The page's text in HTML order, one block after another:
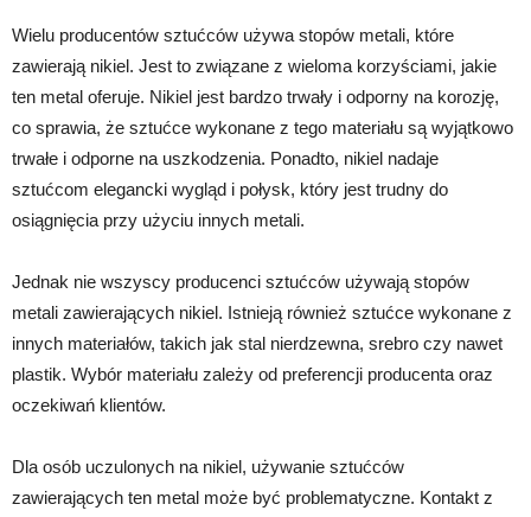
Wielu producentów sztućców używa stopów metali, które
zawierają nikiel. Jest to związane z wieloma korzyściami, jakie
ten metal oferuje. Nikiel jest bardzo trwały i odporny na korozję,
co sprawia, że sztućce wykonane z tego materiału są wyjątkowo
trwałe i odporne na uszkodzenia. Ponadto, nikiel nadaje
sztućcom elegancki wygląd i połysk, który jest trudny do
osiągnięcia przy użyciu innych metali.
Jednak nie wszyscy producenci sztućców używają stopów
metali zawierających nikiel. Istnieją również sztućce wykonane z
innych materiałów, takich jak stal nierdzewna, srebro czy nawet
plastik. Wybór materiału zależy od preferencji producenta oraz
oczekiwań klientów.
Dla osób uczulonych na nikiel, używanie sztućców
zawierających ten metal może być problematyczne. Kontakt z